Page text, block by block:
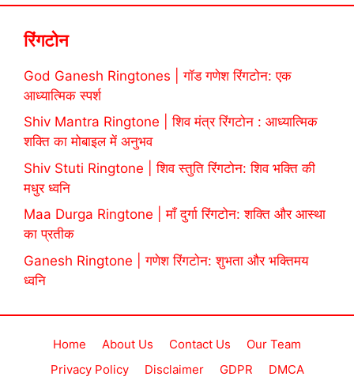
रिंगटोन
God Ganesh Ringtones | गॉड गणेश रिंगटोन: एक
आध्यात्मिक स्पर्श
Shiv Mantra Ringtone | शिव मंत्र रिंगटोन : आध्यात्मिक
शक्ति का मोबाइल में अनुभव
Shiv Stuti Ringtone | शिव स्तुति रिंगटोन: शिव भक्ति की
मधुर ध्वनि
Maa Durga Ringtone | माँ दुर्गा रिंगटोन: शक्ति और आस्था
का प्रतीक
Ganesh Ringtone | गणेश रिंगटोन: शुभता और भक्तिमय
ध्वनि
Home About Us Contact Us
Our Team
Privacy Policy
Disclaimer GDPR DMCA